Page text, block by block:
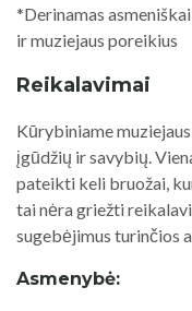
*Derinamas
ir muziejaus poreikius
Reikalavimai
Kūrybiniame
įgūdžių ir savybių.
pateikti keli bruožai,
tai nėra griežti
sugebėjimus turinčios
Asmenybė: